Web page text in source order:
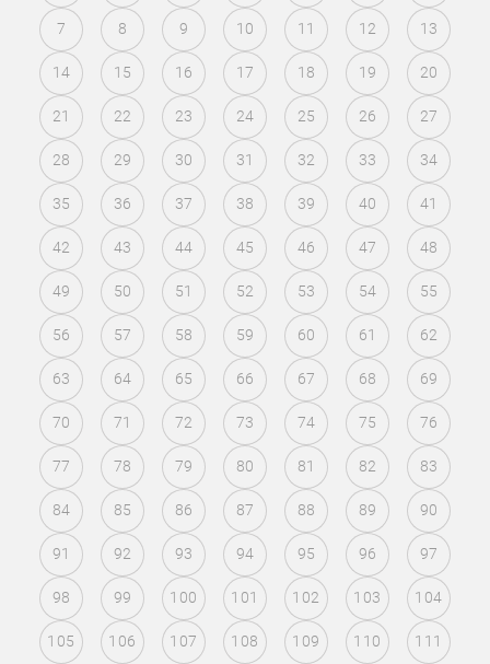
7 8 9 10 11 12 13
14 15 16 17 18 19 20
21 22 23 24 25 26 27
28 29 30 31 32 33 34
35 36 37 38 39 40 41
42 43 44 45 46 47 48
49 50 51 52 53 54 55
56 57 58 59 60 61 62
63 64 65 66 67 68 69
70 71 72 73 74 75 76
77 78 79 80 81 82 83
84 85 86 87 88 89 90
91 92 93 94 95 96 97
98 99 100 101 102 103 104
105 106 107 108 109 110 111